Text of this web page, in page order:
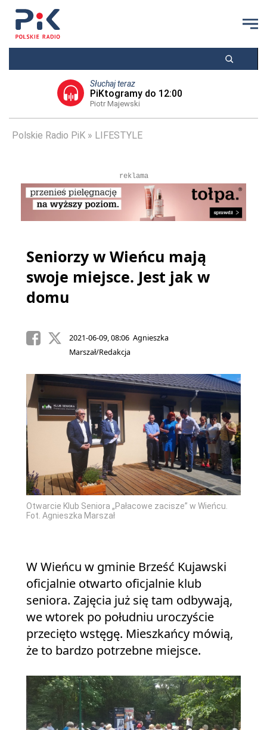
Słuchaj teraz
PiKtogramy do 12:00
Piotr Majewski
Polskie Radio PiK LIFESTYLE
reklama
Seniorzy w Wieńcu mają
swoje miejsce. Jest jak w
domu
2021-06-09, 08:06 Agnieszka
Marszał/Redakcja
Otwarcie Klub Seniora „Pałacowe zacisze” w Wieńcu.
Fot. Agnieszka Marszał
W Wieńcu w gminie Brześć Kujawski
oficjalnie otwarto oficjalnie klub
seniora. Zajęcia już się tam odbywają,
we wtorek po południu uroczyście
przecięto wstęgę. Mieszkańcy mówią,
że to bardzo potrzebne miejsce.